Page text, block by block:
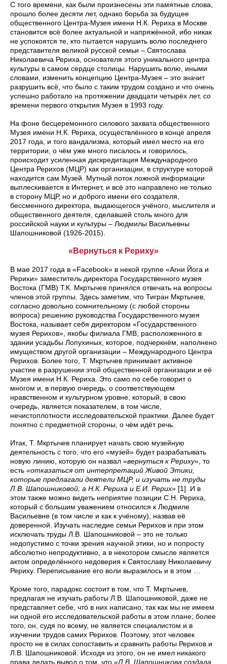
С того времени, как были произнесены эти памятные слова,
прошло более десяти лет, однако борьба за будущее
общественного Центра-Музея имени Н.К. Рериха в Москве
становится всё более актуальной и напряжённой, ибо никак
не успокоятся те, кто пытается нарушить волю последнего
представителя великой русской семьи – Святослава
Николаевича Рериха, основателя этого уникального центра
культуры в самом сердце столицы. Нарушить волю, иными
словами, изменить концепцию Центра-Музея – это значит
разрушить всё, что было с таким трудом создано и что очень
успешно работало на протяжении двадцати четырёх лет, со
времени первого открытия Музея в 1993 году.
На фоне бесцеремонного силового захвата общественного
Музея имени Н.К. Рериха, осуществлённого в конце апреля
2017 года, и того вандализма, который имел место на его
территории, о чём уже много писалось и говорилось,
происходит усиленная дискредитация Международного
Центра Рерихов (МЦР) как организации, в структуре которой
находится сам Музей. Мутный поток ложной информации
выплескивается в Интернет, и всё это направлено не только
в сторону МЦР, но и доброго имени его создателя,
бессменного директора, выдающегося учёного, мыслителя и
общественного деятеля, сделавшей столь много для
российской науки и культуры – Людмилы Васильевны
Шапошниковой (1926‑2015).
«Вернуться к Рериху»
В мае 2017 года в «Facebook» в некой группе «Агни Йога и
Рерихи» заместитель директора Государственного музея
Востока (ГМВ) Т.К. Мкртычев принялся отвечать на вопросы
членов этой группы. Здесь заметим, что Тигран Мкртычев,
согласно довольно сомнительному (с любой стороны
вопроса) решению руководства Государственного музея
Востока, называет себя директором «Государственного
музея Рерихов», якобы филиала ГМВ, расположенного в
здании усадьбы Лопухиных, которое, подчеркнём, наполнено
имуществом другой организации – Международного Центра
Рерихов. Более того, Т. Мкртычев принимает активное
участие в разрушении этой общественной организации и её
Музея имени Н.К. Рериха. Это само по себе говорит о
многом и, в первую очередь, о соответствующем
нравственном и культурном уровне, который, в свою
очередь, является показателем, в том числе,
нечистоплотности исследовательской практики. Далее будет
понятно с предметной стороны, о чём идёт речь.
Итак, Т. Мкртычев планирует начать свою музейную
деятельность с того, что его «музей» будет разрабатывать
новую линию, которую он назвал «вернуться к Рериху», то
есть «отказаться от интерпретаций Живой Этики,
которые предлагали деятели МЦР, и изучать не труды
Л.В. Шапошниковой, а Н.К. Рериха и Е.И. Рерих» [1]. И в
этом также можно видеть неприятие позиции С.Н. Рериха,
который с большим уважением относился к Людмиле
Васильевне (в том числе и как к учёному), назвав её
доверенной. Изучать наследие семьи Рерихов и при этом
исключать труды Л.В. Шапошниковой – это не только
недопустимо с точки зрения научной этики, но и попросту
абсолютно непродуктивно, а в некотором смысле является
актом определённого недоверия к Святославу Николаевичу
Рериху. Переписывание его воли выразилось и в этом …
Кроме того, парадокс состоит в том, что Т. Мкртычев,
предлагая не изучать работы Л.В. Шапошниковой, даже не
представляет себе, чтó в них написано, так как мы не имеем
ни одной его исследовательской работы в этом плане; более
того, он, судя по всему, не является специалистом и в
изучении трудов самих Рерихов. Поэтому, этот человек
просто не в силах сопоставить и сравнить работы Рерихов и
Л.В. Шапошниковой. Исходя из этого, он не имел никакого
права делать вывод о том, что «Л.В. Шапошникова создала